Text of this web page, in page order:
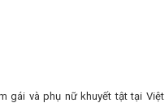
gái và phụ nữ khuyết tật tại Việt